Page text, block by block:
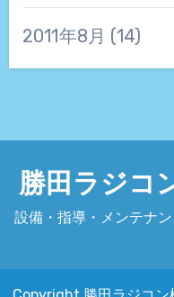
2011年8月 (14)
勝田ラジコ
設備・指導・メンテナ